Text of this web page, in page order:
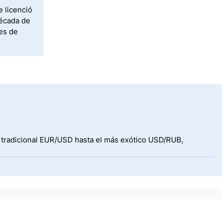
licenció
de
de
EUR/USD hasta el más exótico USD/RUB,